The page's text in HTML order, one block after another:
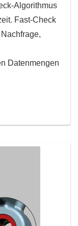
Algorithmus
Fast-Check
Datenmengen